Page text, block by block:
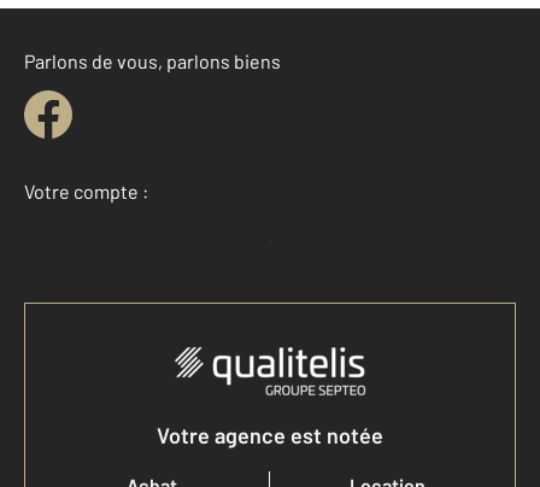
Parlons de vous, parlons biens
Votre compte :
Accéder à mon compte
Votre agence est notée